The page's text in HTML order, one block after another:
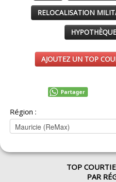
RELOCALISATION
HYPOTHÈQUE
AJOUTEZ UN TOP
Partager
Région :
TOP
PAR